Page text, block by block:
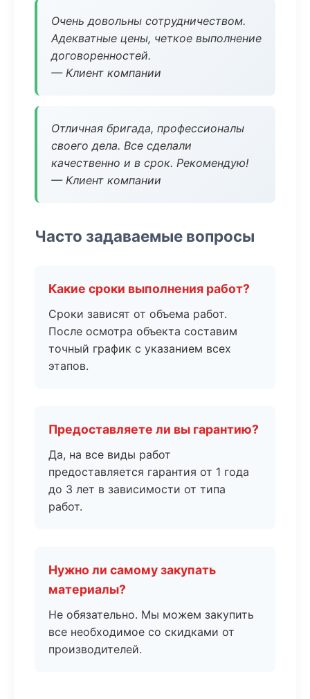
Очень довольны сотрудничеством.
Адекватные цены, четкое выполнение
договоренностей.
— Клиент компании
Отличная бригада, профессионалы
своего дела. Все сделали
качественно и в срок. Рекомендую!
— Клиент компании
Часто задаваемые вопросы
Какие сроки выполнения работ?
Сроки зависят от объема работ.
После осмотра объекта составим
точный график с указанием всех
этапов.
Предоставляете ли вы гарантию?
Да, на все виды работ
предоставляется гарантия от 1 года
до 3 лет в зависимости от типа
работ.
Нужно ли самому закупать
материалы?
Не обязательно. Мы можем закупить
все необходимое со скидками от
производителей.